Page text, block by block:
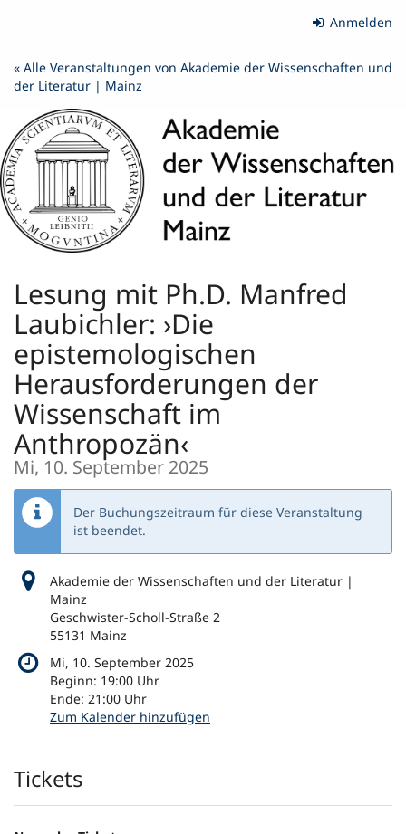
springen
Anmelden
« Alle Veranstaltungen von Akademie der Wissenschaften und
der Literatur | Mainz
Lesung mit Ph.D. Manfred
Laubichler: ›Die
epistemologischen
Herausforderungen der
Wissenschaft im
Anthropozän‹
Mi, 10. September 2025
Der Buchungszeitraum für diese Veranstaltung
ist beendet.
Akademie der Wissenschaften und der Literatur |
Mainz
Geschwister-Scholl-Straße 2
55131 Mainz
Mi, 10. September 2025
Beginn: 19:00 Uhr
Ende: 21:00 Uhr
Zum Kalender hinzufügen
Produkte
Tickets